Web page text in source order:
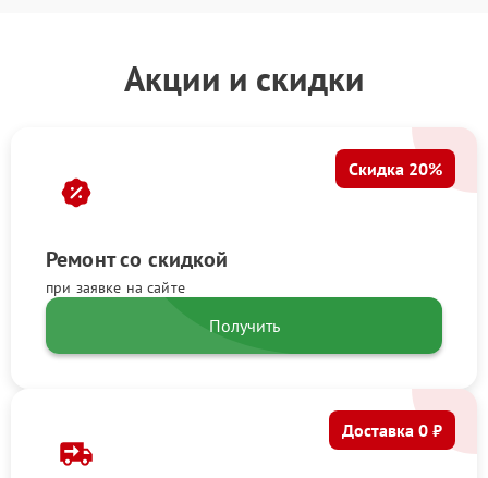
Акции и скидки
Ремонт со скидкой
при заявке на сайте
Скидка 20%
Получить
Доставка 0 ₽